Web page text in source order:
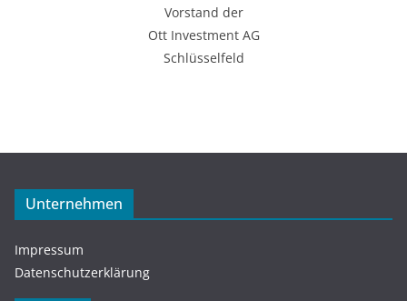
Vorstand der
Ott Investment AG
Schlüsselfeld
Unternehmen
Impressum
Datenschutzerklärung